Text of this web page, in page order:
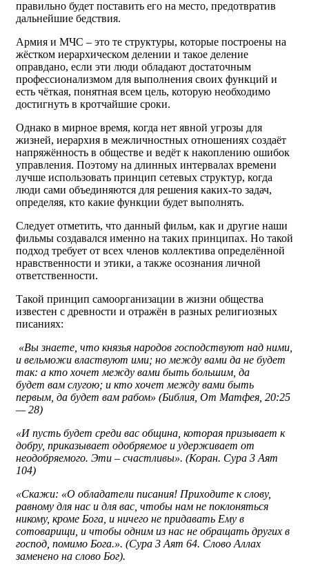
правильно будет поставить его на место, предотвратив
дальнейшие бедствия.
Армия и МЧС – это те структуры, которые построены на
жёстком иерархическом делении и такое деление
оправдано, если эти люди обладают достаточным
профессионализмом для выполнения своих функций и
есть чёткая, понятная всем цель, которую необходимо
достигнуть в кротчайшие сроки.
Однако в мирное время, когда нет явной угрозы для
жизней, иерархия в межличностных отношениях создаёт
напряжённость в обществе и ведёт к накоплению ошибок
управления. Поэтому на длинных интервалах времени
лучше использовать принцип сетевых структур, когда
люди сами объединяются для решения каких-то задач,
определяя, кто какие функции будет выполнять.
Следует отметить, что данный фильм, как и другие наши
фильмы создавался именно на таких принципах. Но такой
подход требует от всех членов коллектива определённой
нравственности и этики, а также осознания личной
ответственности.
Такой принцип самоорганизации в жизни общества
известен с древности и отражён в разных религиозных
писаниях:
«Вы знаете, что князья народов господствуют над ними,
и вельможи властвуют ими; но между вами да не будет
так: а кто хочет между вами быть бoльшим, да
будет вам слугою; и кто хочет между вами быть
первым, да будет вам рабом» (Библия, От Матфея, 20:25
— 28)
«И пусть будет среди вас община, которая призывает к
добру, приказывает одобряемое и удерживает от
неодобряемого. Эти – счастливы». (Коран. Сура 3 Аят
104)
«Скажи: «О обладатели писания! Приходите к слову,
равному для нас и для вас, чтобы нам не поклоняться
никому, кроме Бога, и ничего не придавать Ему в
сотоварищи, и чтобы одним из нас не обращать других в
господ, помимо Бога.». (Сура 3 Аят 64. Слово Аллах
заменено на слово Бог).